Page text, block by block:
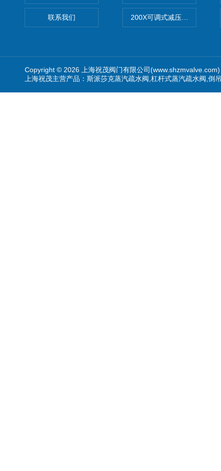
联系我们 200X可调式减压阀（减压稳
Copyright © 2026 上海祝茂阀门有限公司
上海祝茂主营产品：斯派莎克蒸汽疏水阀,杠杆式蒸汽疏水阀,倒